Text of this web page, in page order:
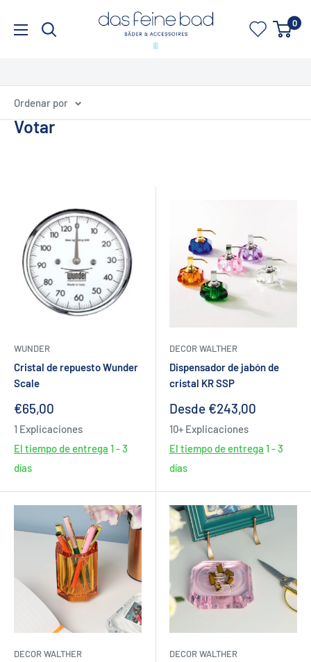
directamente
dasfeinebad 0
Votar
Ordenar por
WUNDER
Cristal de repuesto Wunder
Scale
Precio
venta
€65,00
1 Explicaciones
El tiempo de entrega 1 - 3
días
DECOR WALTHER
Dispensador de jabón de
cristal KR SSP
Precio
venta
Desde €243,00
10+ Explicaciones
El tiempo de entrega 1 - 3
días
DECOR WALTHER DECOR WALTHER